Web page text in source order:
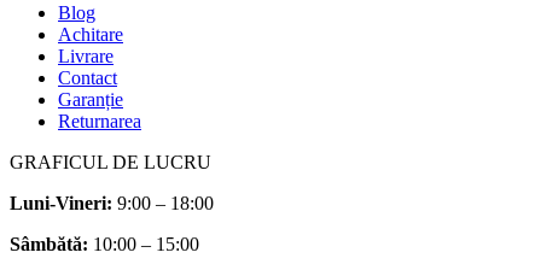
Blog
Achitare
Livrare
Contact
Garanție
Returnarea
GRAFICUL DE LUCRU
Luni-Vineri: 9:00 – 18:00
Sâmbătă: 10:00 – 15:00